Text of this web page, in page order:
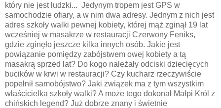
który nie jest ludzki... Jedynym tropem jest GPS w
samochodzie ofiary, a w nim dwa adresy. Jednym z nich jest
adres szkoły walki pewnej kobiety, której mąż zginął 19 lat
wcześniej w masakrze w restauracji Czerwony Feniks,
gdzie zginęło jeszcze kilka innych osób. Jakie jest
powiązanie pomiędzy zabójstwem owej kobiety a tą
masakrą sprzed lat? Do kogo należały odciski dziecięcych
bucików w krwi w restauracji? Czy kucharz rzeczywiście
popełnił samobójstwo? Jaki związek ma z tym wszystkim
właścicielka szkoły walki? A może tego dokonał Małpi Król z
chińskich legend? Już dobrze znany i świetnie